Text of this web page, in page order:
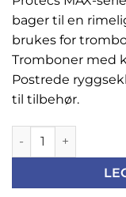
bager til en
brukes for
Tromboner med
Postrede
til tilbehør.
Etui Protec